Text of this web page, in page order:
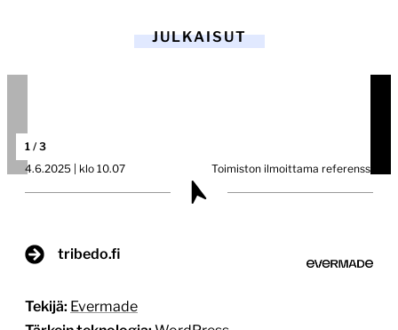
JULKAISUT
1 / 3
4.6.2025 | klo 10.07
Toimiston ilmoittama referenssi
tribedo.fi
Tekijä: Evermade